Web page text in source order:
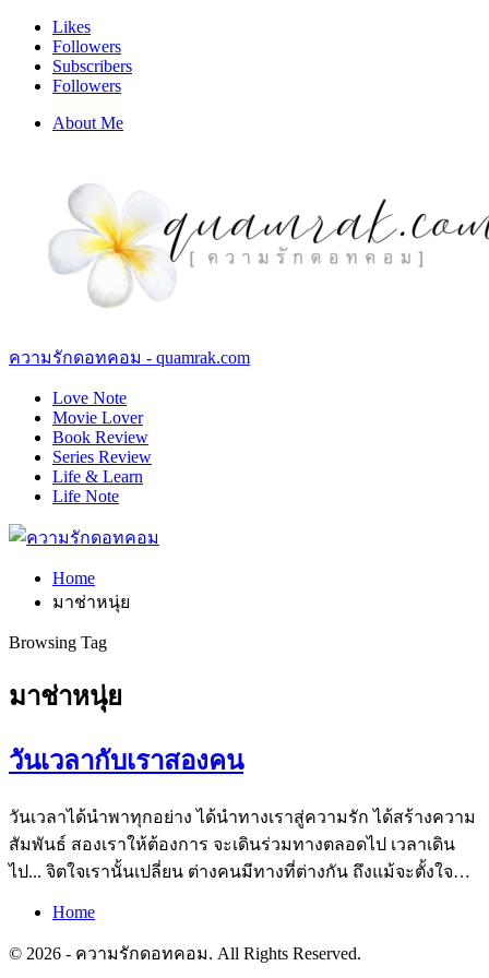
Likes
Followers
Subscribers
Followers
About Me
ความรักดอทคอม - quamrak.com
Love Note
Movie Lover
Book Review
Series Review
Life & Learn
Life Note
Home
มาช่าหนุ่ย
Browsing Tag
มาช่าหนุ่ย
วันเวลากับเราสองคน
วันเวลาได้นำพาทุกอย่าง ได้นำทางเราสู่ความรัก ได้สร้างความ
สัมพันธ์ สองเราให้ต้องการ จะเดินร่วมทางตลอดไป เวลาเดิน
ไป... จิตใจเรานั้นเปลี่ยน ต่างคนมีทางที่ต่างกัน ถึงแม้จะตั้งใจ…
Home
© 2026 - ความรักดอทคอม. All Rights Reserved.